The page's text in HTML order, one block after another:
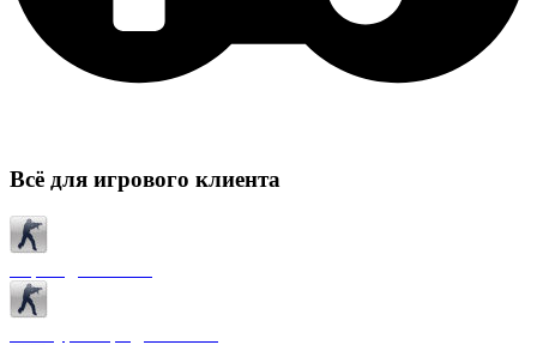
Всё для игрового клиента